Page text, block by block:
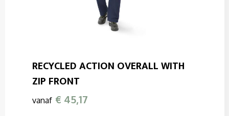
RECYCLED ACTION OVERALL WITH
ZIP FRONT
vanaf € 45,17